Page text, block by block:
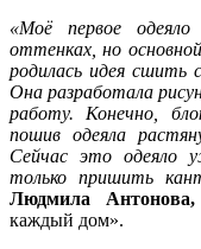
«Моё первое
оттенках, но
родилась идея сшить
Она разработала
работу. Конечно,
пошив одеяла
Сейчас это одеяло
только пришить
Людмила Антонова,
каждый дом».